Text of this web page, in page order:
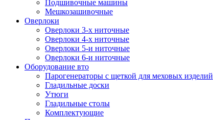
Подшивочные машины
Мешкозашивочные
Оверлоки
Оверлоки 3-х ниточные
Оверлоки 4-х ниточные
Оверлоки 5-и ниточные
Оверлоки 6-и ниточные
Оборудование вто
Парогенераторы с щеткой для меховых изделий
Гладильные доски
Утюги
Гладильные столы
Комплектующие